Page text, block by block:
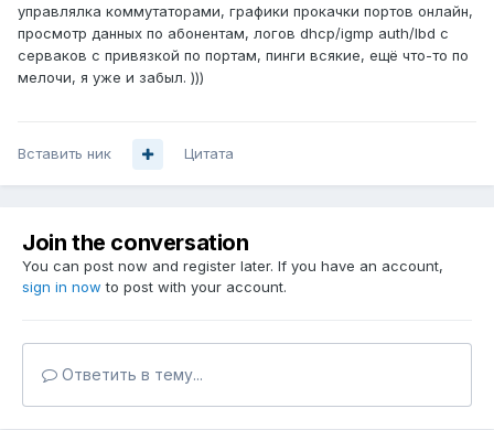
управлялка коммутаторами, графики прокачки портов онлайн,
просмотр данных по абонентам, логов dhcp/igmp auth/lbd с
серваков с привязкой по портам, пинги всякие, ещё что-то по
мелочи, я уже и забыл. )))
Вставить ник Цитата
Join the conversation
You can post now and register later. If you have an account,
sign in now to post with your account.
Ответить в тему...